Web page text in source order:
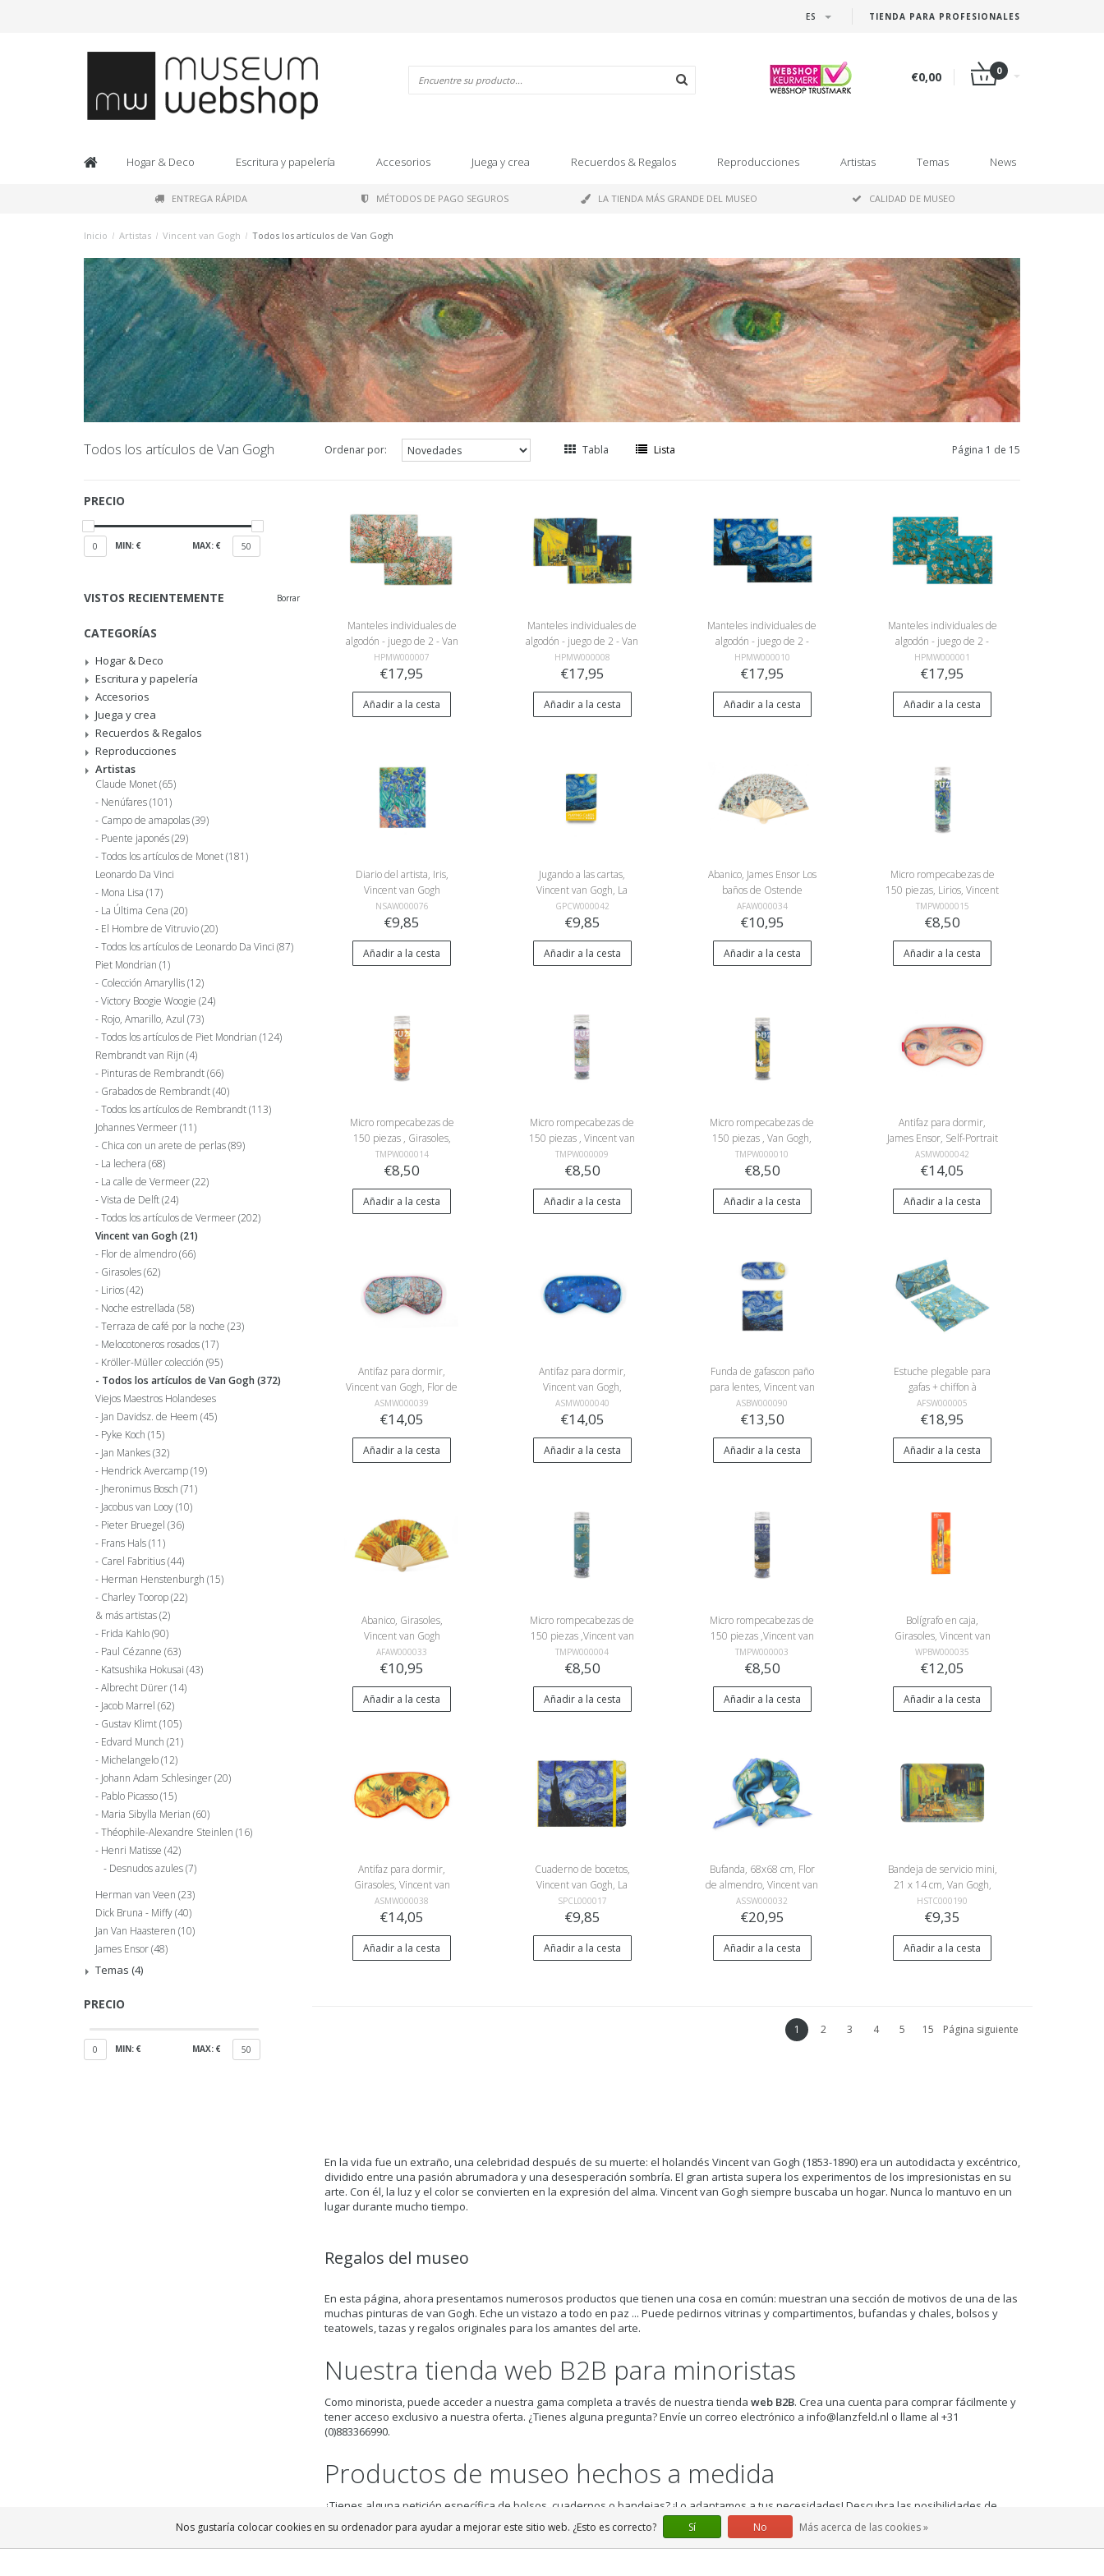
TIENDA PARA PROFESIONALES
ES
€0,00 0
Hogar & Deco Escritura y papelería Accesorios Juega y crea Recuerdos & Regalos Reproducciones Artistas Temas News
ENTREGA RÁPIDA MÉTODOS DE PAGO SEGUROS LA TIENDA MÁS GRANDE DEL MUSEO CALIDAD DE MUSEO
Inicio / Artistas / Vincent van Gogh / Todos los artículos de Van Gogh
Todos los artículos de Van Gogh Ordenar por: Tabla Lista Página 1 de 15
PRECIO
0 MIN: € MAX: € 50
VISTOS RECIENTEMENTE Borrar
CATEGORÍAS
Hogar & Deco
Escritura y papelería
Accesorios
Juega y crea
Recuerdos & Regalos
Reproducciones
Artistas
Claude Monet(65)
Nenúfares(101)
Campo de amapolas(39)
Puente japonés(29)
Todos los artículos de Monet(181)
Leonardo Da Vinci
Mona Lisa (17)
La Última Cena (20)
El Hombre de Vitruvio(20)
Todos los artículos de Leonardo Da Vinci (87)
Piet Mondrian (1)
Colección Amaryllis(12)
Victory Boogie Woogie (24)
Rojo, Amarillo, Azul (73)
Todos los artículos de Piet Mondrian (124)
Rembrandt van Rijn (4)
Pinturas de Rembrandt(66)
Grabados de Rembrandt(40)
Todos los artículos de Rembrandt(113)
Johannes Vermeer(11)
Chica con un arete de perlas(89)
La lechera (68)
La calle de Vermeer(22)
Vista de Delft(24)
Todos los artículos de Vermeer(202)
Vincent van Gogh (21)
Flor de almendro(66)
Girasoles(62)
Lirios(42)
Noche estrellada (58)
Terraza de café por la noche (23)
Melocotoneros rosados(17)
Kröller-Müller colección (95)
Todos los artículos de Van Gogh (372)
Viejos Maestros Holandeses
Jan Davidsz. de Heem (45)
Pyke Koch (15)
Jan Mankes(32)
Hendrick Avercamp(19)
Jheronimus Bosch (71)
Jacobus van Looy(10)
Pieter Bruegel (36)
Frans Hals(11)
Carel Fabritius(44)
Herman Henstenburgh (15)
Charley Toorop(22)
& más artistas(2)
Frida Kahlo(90)
Paul Cézanne (63)
Katsushika Hokusai (43)
Albrecht Dürer(14)
Jacob Marrel (62)
Gustav Klimt(105)
Edvard Munch (21)
Michelangelo(12)
Johann Adam Schlesinger(20)
Pablo Picasso(15)
Maria Sibylla Merian (60)
Théophile-Alexandre Steinlen (16)
Henri Matisse (42)
Desnudos azules(7)
Herman van Veen (23)
Dick Bruna - Miffy(40)
Jan Van Haasteren (10)
James Ensor(48)
Temas (4)
PRECIO
0 MIN: € MAX: € 50
Manteles individuales de
algodón - juego de 2 - Van
Gogh, Flor de melocotón
HPMW000007
€17,95
Añadir a la cesta
Manteles individuales de
algodón - juego de 2 - Van
Gogh, Terraza cafetería
HPMW000008
€17,95
Añadir a la cesta
Manteles individuales de
algodón - juego de 2 -
Vincent van Gogh, La
noche estrellada
HPMW000010
€17,95
Añadir a la cesta
Manteles individuales de
algodón - juego de 2 -
Vincent van Gogh, Flor de
almendro
HPMW000001
€17,95
Añadir a la cesta
Diario del artista, Iris,
Vincent van Gogh
NSAW000076
€9,85
Añadir a la cesta
Jugando a las cartas,
Vincent van Gogh, La
noche estrellada
GPCW000042
€9,85
Añadir a la cesta
Abanico, James Ensor Los
baños de Ostende
AFAW000034
€10,95
Añadir a la cesta
Micro rompecabezas de
150 piezas, Lirios, Vincent
van Gogh
TMPW000015
€8,50
Añadir a la cesta
Micro rompecabezas de
150 piezas , Girasoles,
Vincent van Gogh
TMPW000014
€8,50
Añadir a la cesta
Micro rompecabezas de
150 piezas , Vincent van
Gogh, Flor de melocotón
TMPW000009
€8,50
Añadir a la cesta
Micro rompecabezas de
150 piezas , Van Gogh,
Cafe terras
TMPW000010
€8,50
Añadir a la cesta
Antifaz para dormir,
James Ensor, Self-Portrait
with Masks
ASMW000042
€14,05
Añadir a la cesta
Antifaz para dormir,
Vincent van Gogh, Flor de
melocotón
ASMW000039
€14,05
Añadir a la cesta
Antifaz para dormir,
Vincent van Gogh,
"Terraza de café"
ASMW000040
€14,05
Añadir a la cesta
Funda de gafascon paño
para lentes, Vincent van
Gogh, La noche estrellada
ASBW000090
€13,50
Añadir a la cesta
Estuche plegable para
gafas + chiffon à
lunettes,Vincent van
Gogh, Almendro en flor
AFSW000005
€18,95
Añadir a la cesta
Abanico, Girasoles,
Vincent van Gogh
AFAW000033
€10,95
Añadir a la cesta
Micro rompecabezas de
150 piezas ,Vincent van
Gogh, Almendro en flor
TMPW000004
€8,50
Añadir a la cesta
Micro rompecabezas de
150 piezas ,Vincent van
Gogh, La noche estrellada
TMPW000003
€8,50
Añadir a la cesta
Bolígrafo en caja,
Girasoles, Vincent van
Gogh
WPBW000035
€12,05
Añadir a la cesta
Antifaz para dormir,
Girasoles, Vincent van
Gogh
ASMW000038
€14,05
Añadir a la cesta
Cuaderno de bocetos,
Vincent van Gogh, La
noche estrellada
SPCL000017
€9,85
Añadir a la cesta
Bufanda, 68x68 cm, Flor
de almendro, Vincent van
Gogh
ASSW000032
€20,95
Añadir a la cesta
Bandeja de servicio mini,
21 x 14 cm, Van Gogh,
Cafe terras
HSTC000190
€9,35
Añadir a la cesta
1 2 3 4 5 15 Página siguiente
En la vida fue un extraño, una celebridad después de su muerte: el holandés Vincent van Gogh (1853-1890) era un autodidacta y excéntrico,
dividido entre una pasión abrumadora y una desesperación sombría. El gran artista supera los experimentos de los impresionistas en su
arte. Con él, la luz y el color se convierten en la expresión del alma. Vincent van Gogh siempre buscaba un hogar. Nunca lo mantuvo en un
lugar durante mucho tiempo.
Regalos del museo
En esta página, ahora presentamos numerosos productos que tienen una cosa en común: muestran una sección de motivos de una de las
muchas pinturas de van Gogh. Eche un vistazo a todo en paz ... Puede pedirnos vitrinas y compartimentos, bufandas y chales, bolsos y
teatowels, tazas y regalos originales para los amantes del arte.
Nuestra tienda web B2B para minoristas
Como minorista, puede acceder a nuestra gama completa a través de nuestra tienda web B2B. Crea una cuenta para comprar fácilmente y
tener acceso exclusivo a nuestra oferta. ¿Tienes alguna pregunta? Envíe un correo electrónico a info@lanzfeld.nl o llame al +31
(0)883366990.
Productos de museo hechos a medida
¿Tienes alguna petición específica de bolsos, cuadernos o bandejas? ¡Lo adaptamos a tus necesidades! Descubra las posibilidades de
personalización en
Lanzfeld Editions.Para obtener más información, póngase en contacto con nosotros en info@lanzfeld.nl
(0)883366990.
Nos gustaría colocar cookies en su ordenador para ayudar a mejorar este sitio web. ¿Esto es correcto? Sí No Más acerca de las cookies »